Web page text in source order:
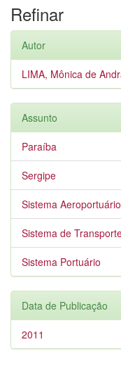
Refinar
Autor
LIMA, Mônica de
Assunto
Paraíba
Sergipe
Sistema Aeroportuário
Sistema de
Sistema Portuário
Data de Publicação
2011